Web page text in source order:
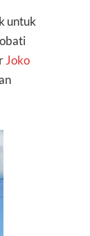
untuk
Joko